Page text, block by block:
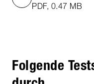
PDF, 0.47 MB
Folgende